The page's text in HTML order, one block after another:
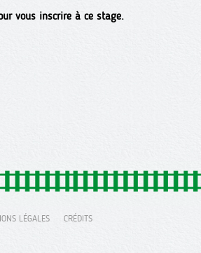
vous inscrire à ce stage.
LÉGALES CRÉDITS